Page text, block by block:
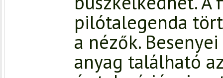
pilótalegenda
a nézők.
anyag található